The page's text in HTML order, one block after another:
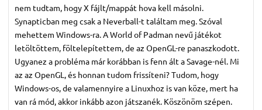
nem tudtam, hogy X fájlt/mappát hova kell másolni.
Synapticban meg csak a Neverball-t találtam meg. Szóval
mehettem Windows-ra. A World of Padman nevű játékot
letöltöttem, föltelepítettem, de az OpenGL-re panaszkodott.
Ugyanez a probléma már korábban is fenn ált a Savage-nél. Mi
az az OpenGL, és honnan tudom frissíteni? Tudom, hogy
Windows-os, de valamennyire a Linuxhoz is van köze, mert ha
van rá mód, akkor inkább azon játszanék. Köszönöm szépen.